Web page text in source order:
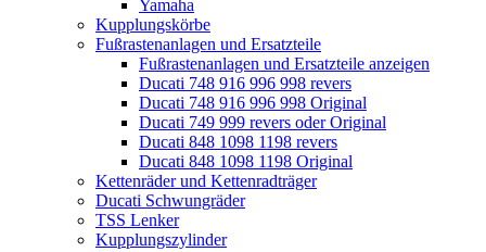
Yamaha
Kupplungskörbe
Fußrastenanlagen und Ersatzteile
Fußrastenanlagen und Ersatzteile anzeigen
Ducati 748 916 996 998 revers
Ducati 748 916 996 998 Original
Ducati 749 999 revers oder Original
Ducati 848 1098 1198 revers
Ducati 848 1098 1198 Original
Kettenräder und Kettenradträger
Ducati Schwungräder
TSS Lenker
Kupplungszylinder